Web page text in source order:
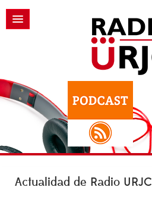
Actualidad de Radio URJC